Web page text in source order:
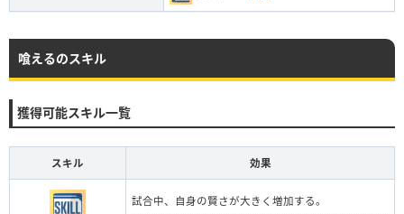
喰えるのスキル
獲得可能スキル一覧
スキル 効果
試合中、自身の賢さが大きく増加する。